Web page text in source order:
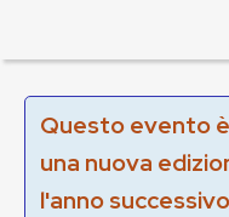
Questo evento
una nuova
l'anno